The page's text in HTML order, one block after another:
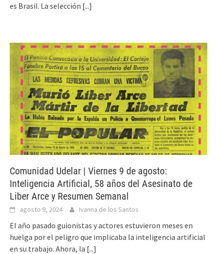
es Brasil. La selección [...]
Comunidad Udelar | Viernes 9 de agosto:
Inteligencia Artificial, 58 años del Asesinato de
Liber Arce y Resumen Semanal
agosto 9, 2024 Ivanna de los Santos
El año pasado guionistas y actores estuvieron meses en
huelga por el peligro que implicaba la inteligencia artificial
en su trabajo. Ahora, la [...]